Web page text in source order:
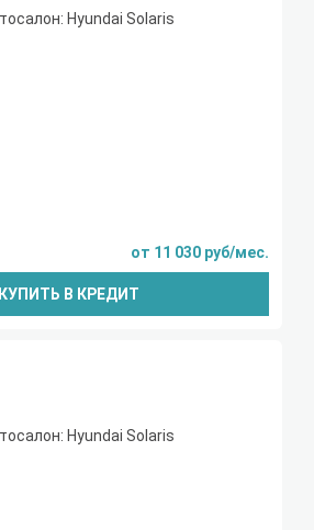
от 11 030 руб/мес.
КУПИТЬ В КРЕДИТ